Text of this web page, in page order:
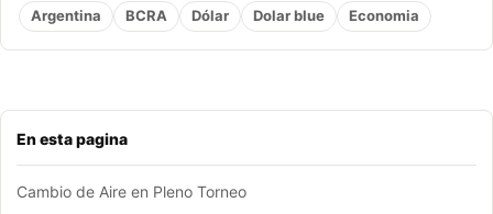
En esta pagina
Cambio de Aire en Pleno Torneo
Argentina BCRA Dólar Dolar blue Economia